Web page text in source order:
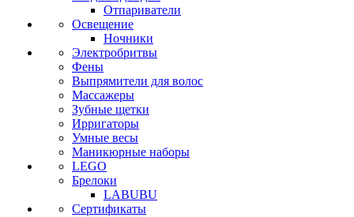
Отпариватели
Освещение
Ночники
Электробритвы
Фены
Выпрямители для волос
Массажеры
Зубные щетки
Ирригаторы
Умные весы
Маникюрные наборы
LEGO
Брелоки
LABUBU
Сертификаты